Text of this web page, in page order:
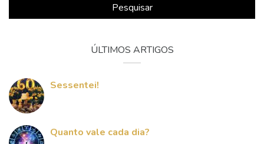
Pesquisar
ÚLTIMOS ARTIGOS
Sessentei!
Quanto vale cada dia?